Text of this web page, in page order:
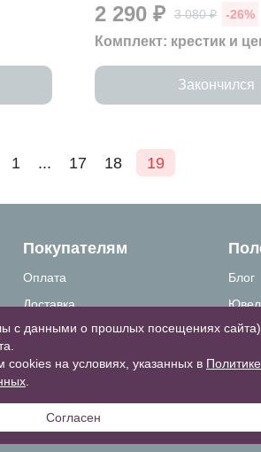
2 290 ₽ 3 080 ₽ -26%
Комплект: крестик и
Закончился
1 ... 17 18 19
Покупателям
Оплата
Доставка
Как сделать заказ
Гарантии и возврат
Личный кабинет
Блог
с данными о прошлых посещениях
cookies на условиях, указанных в Политике
Согласен